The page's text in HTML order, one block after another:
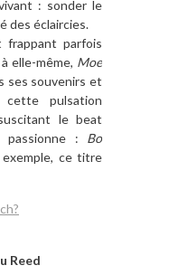
: sonder le
des éclaircies.
frappant parfois
elle-même, Moe
ses souvenirs et
pulsation
le beat
passionne : Bo
ce titre
Reed